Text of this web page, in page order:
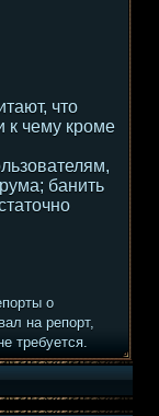
что
к чему кроме
банить
о
на репорт,
требуется.